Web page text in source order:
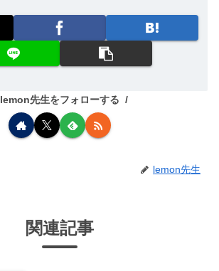
lemon先生をフォローする
lemon先生
関連記事